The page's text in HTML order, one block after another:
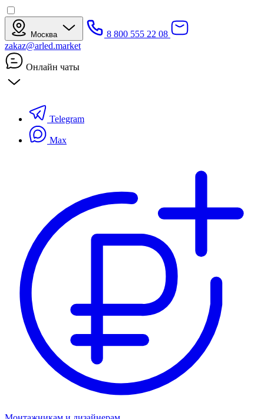
Москва
8 800 555 22 08
zakaz@arled.market
Онлайн чаты
Telegram
Max